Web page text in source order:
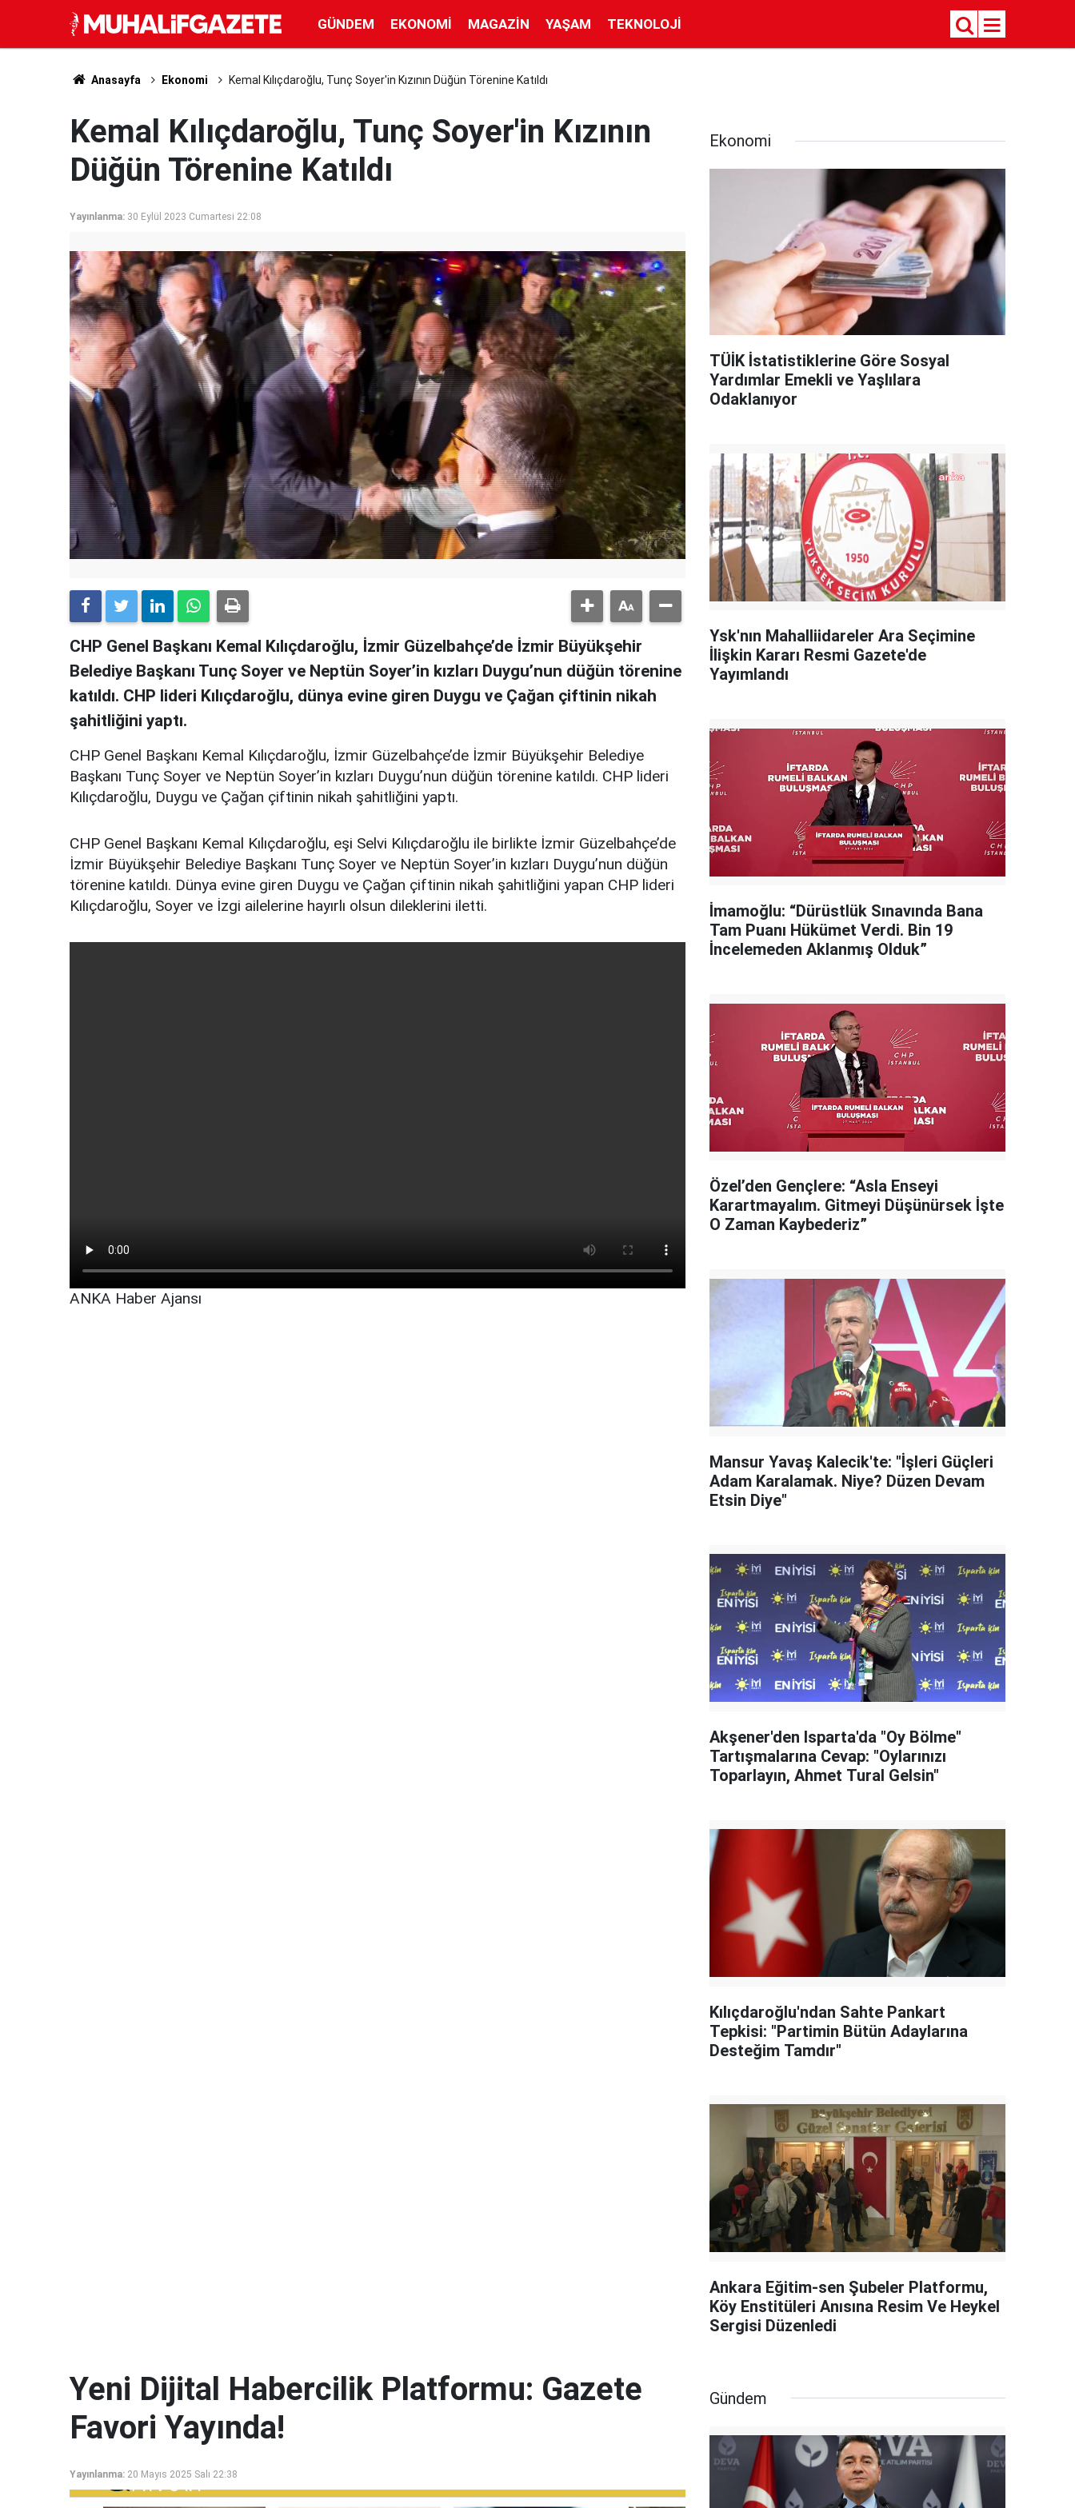
GÜNDEM EKONOMI MAGAZIN YAŞAM TEKNOLOJI
Anasayfa Ekonomi Kemal Kılıçdaroğlu, Tunç Soyer'in Kızının Düğün Törenine Katıldı
Kemal Kılıçdaroğlu, Tunç Soyer'in Kızının
Düğün Törenine Katıldı
Yayınlanma: 30 Eylül 2023 Cumartesi 22:08
CHP Genel Başkanı Kemal Kılıçdaroğlu, İzmir Güzelbahçe’de İzmir Büyükşehir
Belediye Başkanı Tunç Soyer ve Neptün Soyer’in kızları Duygu’nun düğün törenine
katıldı. CHP lideri Kılıçdaroğlu, dünya evine giren Duygu ve Çağan çiftinin nikah
şahitliğini yaptı.
CHP Genel Başkanı Kemal Kılıçdaroğlu, İzmir Güzelbahçe’de İzmir Büyükşehir Belediye
Başkanı Tunç Soyer ve Neptün Soyer’in kızları Duygu’nun düğün törenine katıldı. CHP lideri
Kılıçdaroğlu, Duygu ve Çağan çiftinin nikah şahitliğini yaptı.
CHP Genel Başkanı Kemal Kılıçdaroğlu, eşi Selvi Kılıçdaroğlu ile birlikte İzmir Güzelbahçe’de
İzmir Büyükşehir Belediye Başkanı Tunç Soyer ve Neptün Soyer’in kızları Duygu’nun düğün
törenine katıldı. Dünya evine giren Duygu ve Çağan çiftinin nikah şahitliğini yapan CHP lideri
Kılıçdaroğlu, Soyer ve İzgi ailelerine hayırlı olsun dileklerini iletti.
ANKA Haber Ajansı
Ekonomi
TÜİK İstatistiklerine Göre Sosyal
Yardımlar Emekli ve Yaşlılara
Odaklanıyor
Ysk'nın Mahalliidareler Ara Seçimine
İlişkin Kararı Resmi Gazete'de
Yayımlandı
İmamoğlu: “Dürüstlük Sınavında Bana
Tam Puanı Hükümet Verdi. Bin 19
İncelemeden Aklanmış Olduk”
Özel’den Gençlere: “Asla Enseyi
Karartmayalım. Gitmeyi Düşünürsek İşte
O Zaman Kaybederiz”
Mansur Yavaş Kalecik'te: "İşleri Güçleri
Adam Karalamak. Niye? Düzen Devam
Etsin Diye"
Akşener'den Isparta'da "Oy Bölme"
Tartışmalarına Cevap: "Oylarınızı
Toparlayın, Ahmet Tural Gelsin"
Kılıçdaroğlu'ndan Sahte Pankart
Tepkisi: "Partimin Bütün Adaylarına
Desteğim Tamdır"
Ankara Eğitim-sen Şubeler Platformu,
Köy Enstitüleri Anısına Resim Ve Heykel
Sergisi Düzenledi
Yeni Dijital Habercilik Platformu: Gazete
Favori Yayında!
Yayınlanma: 20 Mayıs 2025 Salı 22:38
Gündem